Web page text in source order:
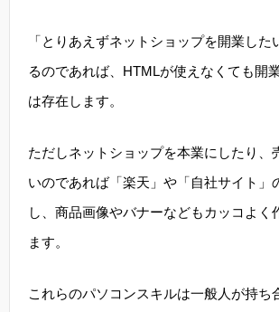
「とりあえずネットショップを開業した
るのであれば、HTMLが使えなくても開
は存在します。
ただしネットショップを本業にしたり、
いのであれば「楽天」や「自社サイト」
し、商品画像やバナーなどもカッコよく
ます。
これらのパソコンスキルは一般人が持ち